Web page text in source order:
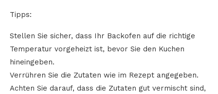
Tipps:
Stellen Sie sicher, dass Ihr Backofen auf die richtige
Temperatur vorgeheizt ist, bevor Sie den Kuchen
hineingeben.
Verrühren Sie die Zutaten wie im Rezept angegeben.
Achten Sie darauf, dass die Zutaten gut vermischt sind,